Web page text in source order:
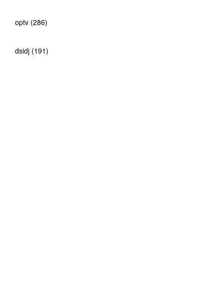
optv (286)
dsidj (191)